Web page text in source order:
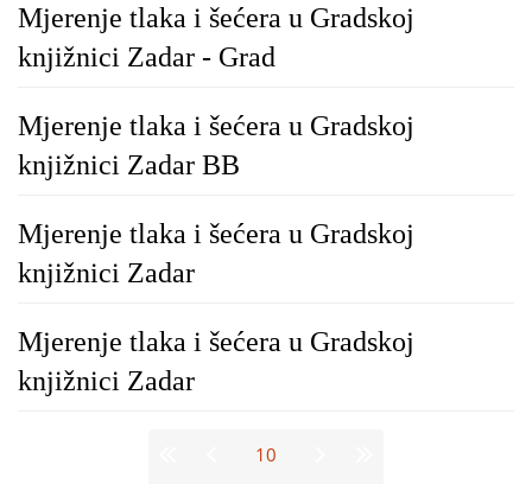
Mjerenje tlaka i šećera u Gradskoj
knjižnici Zadar - Grad
Mjerenje tlaka i šećera u Gradskoj
knjižnici Zadar BB
Mjerenje tlaka i šećera u Gradskoj
knjižnici Zadar
Mjerenje tlaka i šećera u Gradskoj
knjižnici Zadar
10